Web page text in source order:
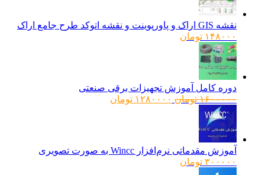
نقشه GIS اراک و پاورپوینت و نقشه اتوکد طرح جامع اراک
۱۴۸۰۰۰ تومان
دوره کامل آموزش تجهیزات برقی صنعتی
۱۶۰۰۰۰۰ تومانقیمت
۱۲۸۰۰۰۰ تومانقیمت
آموزش مقدماتی نرم‌افزار Wincc به صورت تصویری
۳۰۰۰۰۰ تومان